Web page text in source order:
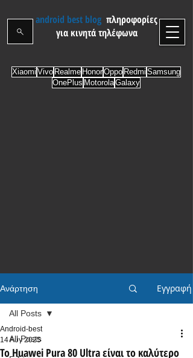
android best blog πληροφορίες
για κινητά τηλέφωνα
Xiaomi Vivo Realme HonorOppo Redmi Samsung
OnePlus MotorolaGalaxy
Ανάρτηση Εγγραφή
All Posts
All Posts
Το Huawei Pura 80 Ultra είναι το καλύτερο
Android-best
14 Αυγ 2025